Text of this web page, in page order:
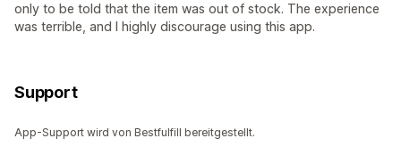
only to be told that the item was out of stock. The experience
was terrible, and I highly discourage using this app.
Support
App-Support wird von Bestfulfill bereitgestellt.